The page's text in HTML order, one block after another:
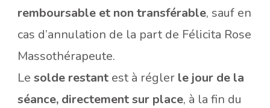
remboursable et non transférable, sauf en
cas d’annulation de la part de Félicita Rose
Massothérapeute.
Le solde restant est à régler le jour de la
séance, directement sur place, à la fin du